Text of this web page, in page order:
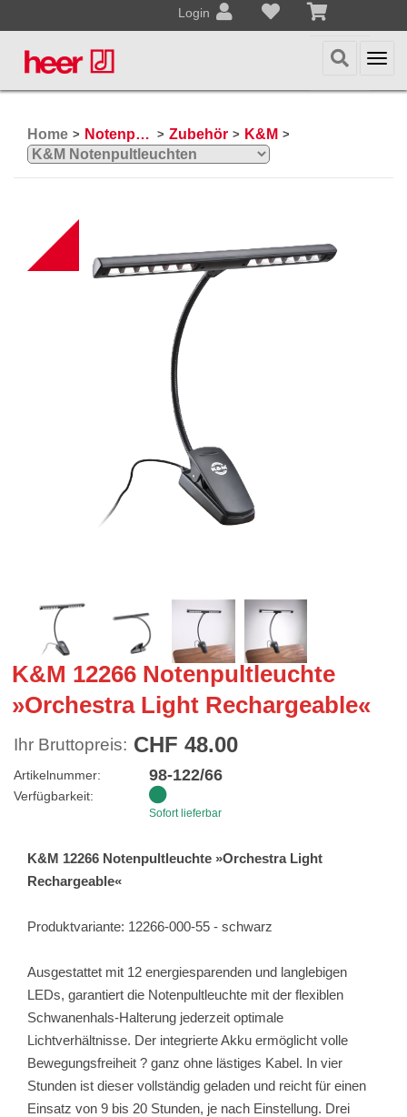
Login
Home > Notenpulte / Metronome > Zubehör > K&M >
K&M 12266 Notenpultleuchte
»Orchestra Light Rechargeable«
Ihr Bruttopreis: CHF 48.00
Artikelnummer: 98-122/66
Verfügbarkeit:
Sofort lieferbar
K&M 12266 Notenpultleuchte »Orchestra Light
Rechargeable«
Produktvariante: 12266-000-55 - schwarz
Ausgestattet mit 12 energiesparenden und langlebigen
LEDs, garantiert die Notenpultleuchte mit der flexiblen
Schwanenhals-Halterung jederzeit optimale
Lichtverhältnisse. Der integrierte Akku ermöglicht volle
Bewegungsfreiheit ? ganz ohne lästiges Kabel. In vier
Stunden ist dieser vollständig geladen und reicht für einen
Einsatz von 9 bis 20 Stunden, je nach Einstellung. Drei